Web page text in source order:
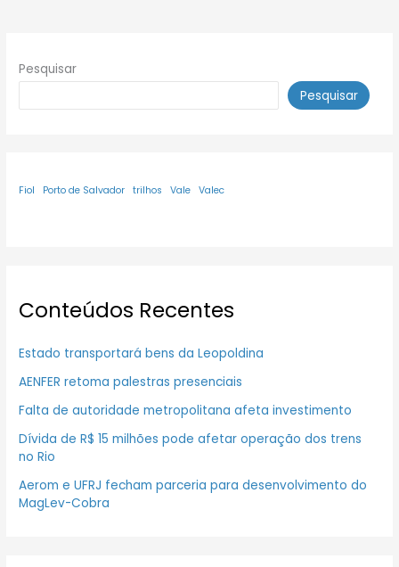
Pesquisar
Pesquisar
Fiol Porto de Salvador trilhos Vale Valec
Conteúdos Recentes
Estado transportará bens da Leopoldina
AENFER retoma palestras presenciais
Falta de autoridade metropolitana afeta investimento
Dívida de R$ 15 milhões pode afetar operação dos trens
no Rio
Aerom e UFRJ fecham parceria para desenvolvimento do
MagLev-Cobra